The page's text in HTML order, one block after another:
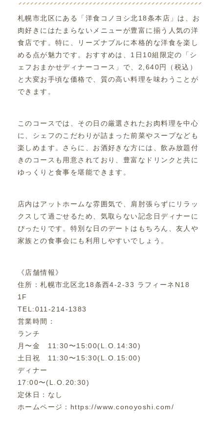
札幌市北区にある「洋食コノヨシ北18条本店」は、お
肉好きにはたまらないメニューが豊富に揃う人気の洋
食店です。特に、リーズナブルに本格的な洋食を楽し
める点が魅力です。おすすめは、1日10組限定の「シ
ェフおまかせディナーコース」で、2,640円（税込）
と大変お手頃な価格で、質の高い料理を味わうことが
できます。
このコースでは、その日の厳選されたお肉料理を中心
に、シェフのこだわりが詰まった前菜やスープなども
楽しめます。さらに、お酒好きな方には、飲み放題付
きのコースも用意されており、豊富なドリンクと共に
ゆっくりと食事を堪能できます。
店内はアットホームな雰囲気で、肩肘張らずにリラッ
クスして過ごせるため、気取らない記念日ディナーに
ぴったりです。特別な日のデートはもちろん、友人や
家族との食事会にも利用しやすいでしょう。
《店舗情報》
住所：札幌市北区北18条西4-2-33 ラフィーネN18
1F
TEL:011-214-1383
営業時間：
ランチ
月〜金 11:30〜15:00(L.O.14:30)
土日祝 11:30〜15:30(L.O.15:00)
ディナー
17:00〜(L.O.20:30)
定休日：なし
ホームページ：https://www.conoyoshi.com/